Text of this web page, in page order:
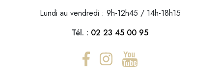
Lundi au vendredi : 9h-12h45 / 14h-18h15
Tél. : 02 23 45 00 95